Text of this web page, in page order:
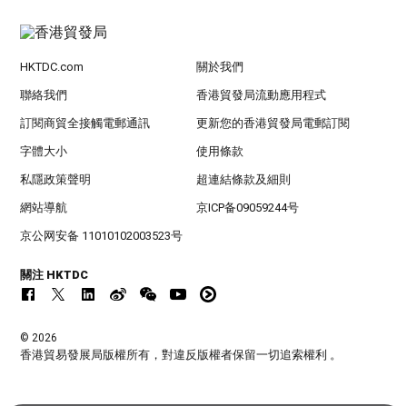
HKTDC.com 關於我們
聯絡我們 香港貿發局流動應用程式
訂閱商貿全接觸電郵通訊 更新您的香港貿發局電郵訂閱
字體大小 使用條款
私隱政策聲明 超連結條款及細則
網站導航 京ICP备09059244号
京公网安备 11010102003523号
關注 HKTDC
© 2026
香港貿易發展局版權所有，對違反版權者保留一切追索權利 。